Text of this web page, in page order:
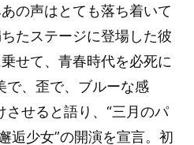
の声はとても落ち着いて
たステージに登場した彼
せて、青春時代を必死に
で、歪で、ブルーな感
させると語り、“三月のパ
逅少女”の開演を宣言。初